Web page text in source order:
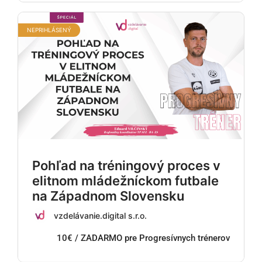
NEPRIHLÁSENÝ
Pohľad na tréningový proces v
elitnom mládežníckom futbale
na Západnom Slovensku
vzdelávanie.digital s.r.o.
10€ / ZADARMO pre Progresívnych trénerov